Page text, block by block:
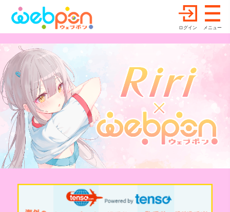
ログイン メニュー